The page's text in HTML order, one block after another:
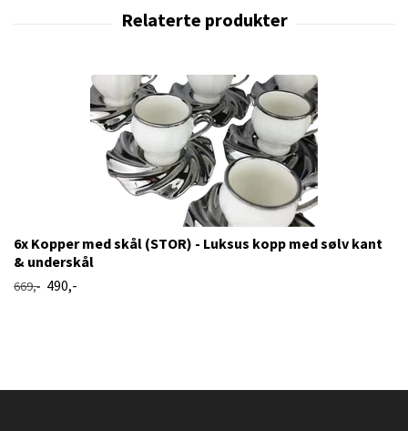
6x Kopper med skål (STOR) - Luksus kopp med sølv kant
& underskål
669,- 490,-